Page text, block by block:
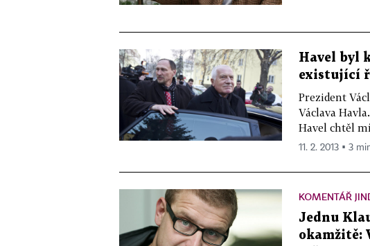
Havel byl
existující
Prezident
Václava
Havel chtěl
11. 2. 2013 ▪ 3
KOMENTÁŘ
Jednu
okamžitě: